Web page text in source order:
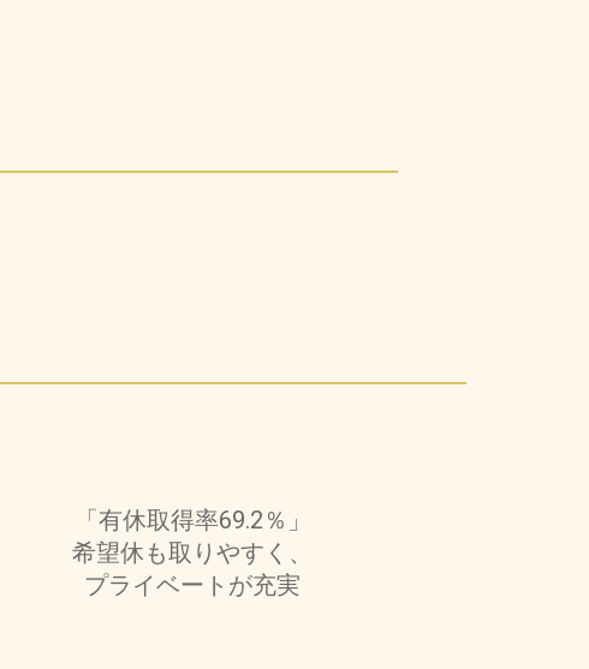
「有休取得率69.2％」
希望休も取りやすく、
プライベートが充実